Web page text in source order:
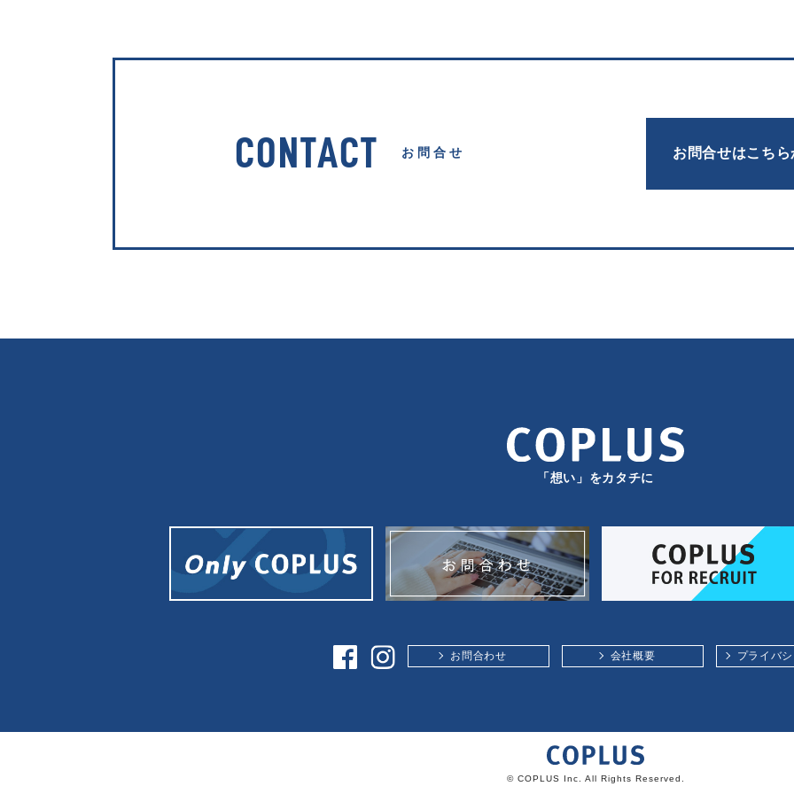
CONTACT お問合せ お問合せはこちら
「想い」をカタチに
お問合わせ 会社概要 プライバ
© COPLUS Inc. All Rights Reserved.